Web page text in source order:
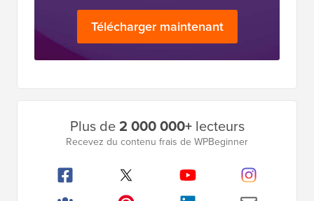
Télécharger maintenant
Plus de2 000 000+lecteurs
Recevez du contenu frais de WPBeginner